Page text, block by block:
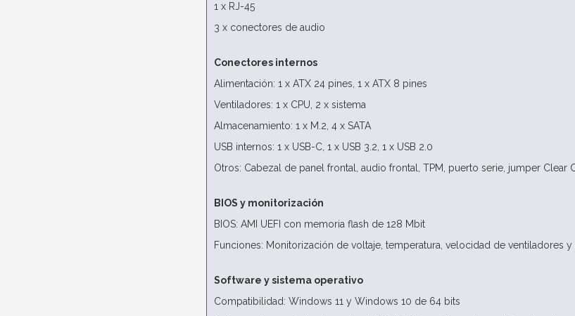
1 x RJ-45
3 x conectores de audio
Conectores internos
Alimentación: 1 x ATX 24 pines, 1 x ATX 8 pines
Ventiladores: 1 x CPU, 2 x sistema
Almacenamiento: 1 x M.2, 4 x SATA
USB internos: 1 x USB-C, 1 x USB 3.2, 1 x USB 2.0
Otros: Cabezal de panel frontal, audio frontal, TPM, puerto serie, jumper Clear
BIOS y monitorización
BIOS: AMI UEFI con memoria flash de 128 Mbit
Funciones: Monitorización de voltaje, temperatura, velocidad de ventiladores
Software y sistema operativo
Compatibilidad: Windows 11 y Windows 10 de 64 bits